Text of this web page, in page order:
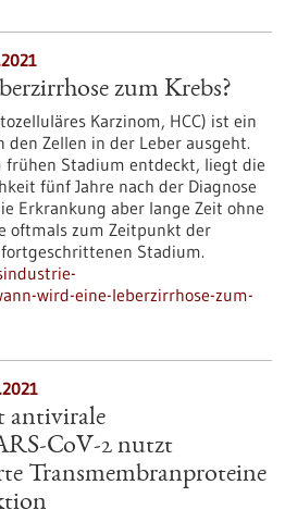
zum Krebs?
Karzinom, HCC) ist ein
den Zellen in der Leber ausgeht.
frühen Stadium entdeckt, liegt die
fünf Jahre nach der Diagnose
Erkrankung aber lange Zeit ohne
oftmals zum Zeitpunkt der
Stadium.
wird-eine-leberzirrhose-zum-
antivirale
CoV-2 nutzt
Transmembranproteine